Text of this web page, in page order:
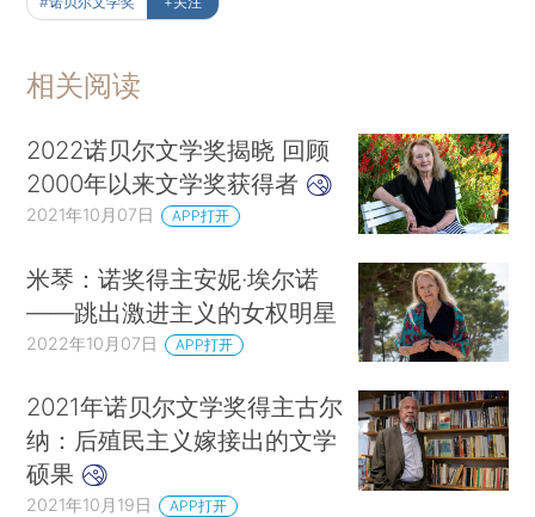
相关阅读
2022诺贝尔文学奖揭晓 回顾
2000年以来文学奖获得者
2021年10月07日 APP打开
米琴：诺奖得主安妮·埃尔诺
——跳出激进主义的女权明星
2022年10月07日 APP打开
2021年诺贝尔文学奖得主古尔
纳：后殖民主义嫁接出的文学
硕果
2021年10月19日 APP打开